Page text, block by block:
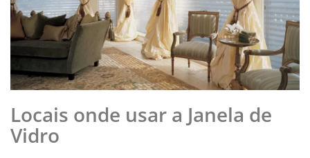
Locais onde usar a Janela de
Vidro